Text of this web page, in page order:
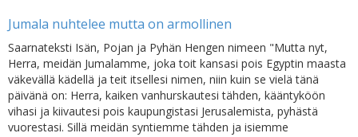
Jumala nuhtelee mutta on armollinen
Saarnateksti Isän, Pojan ja Pyhän Hengen nimeen "Mutta nyt,
Herra, meidän Jumalamme, joka toit kansasi pois Egyptin maasta
väkevällä kädellä ja teit itsellesi nimen, niin kuin se vielä tänä
päivänä on: Herra, kaiken vanhurskautesi tähden, kääntyköön
vihasi ja kiivautesi pois kaupungistasi Jerusalemista, pyhästä
vuorestasi. Sillä meidän syntiemme tähden ja isiemme